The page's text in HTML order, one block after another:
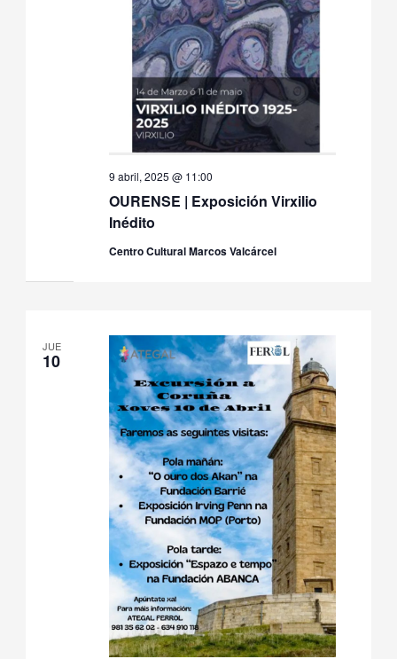
OURENSE | Exposición Virxilio
Inédito
9 abril, 2025 @ 11:00
Centro Cultural Marcos Valcárcel
JUE
10